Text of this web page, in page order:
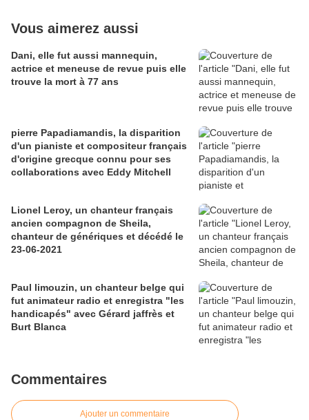
Vous aimerez aussi
Dani, elle fut aussi mannequin,
actrice et meneuse de revue puis elle
trouve la mort à 77 ans
pierre Papadiamandis, la disparition
d'un pianiste et compositeur français
d'origine grecque connu pour ses
collaborations avec Eddy Mitchell
Lionel Leroy, un chanteur français
ancien compagnon de Sheila,
chanteur de génériques et décédé le
23-06-2021
Paul limouzin, un chanteur belge qui
fut animateur radio et enregistra "les
handicapés" avec Gérard jaffrès et
Burt Blanca
Commentaires
Ajouter un commentaire